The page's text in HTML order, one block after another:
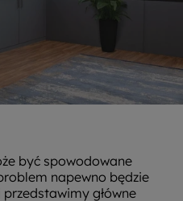
być spowodowane
napewno będzie
główne